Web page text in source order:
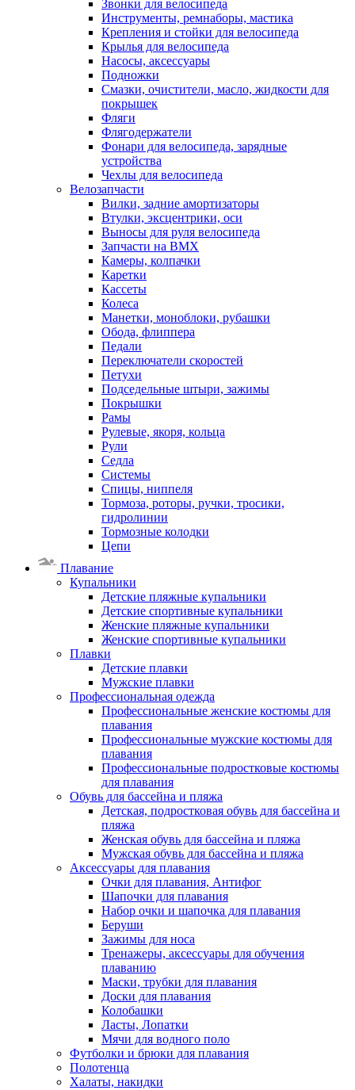
Звонки для велосипеда
Инструменты, ремнаборы, мастика
Крепления и стойки для велосипеда
Крылья для велосипеда
Насосы, аксессуары
Подножки
Смазки, очистители, масло, жидкости для
покрышек
Фляги
Флягодержатели
Фонари для велосипеда, зарядные
устройства
Чехлы для велосипеда
Велозапчасти
Вилки, задние амортизаторы
Втулки, эксцентрики, оси
Выносы для руля велосипеда
Запчасти на BMX
Камеры, колпачки
Каретки
Кассеты
Колеса
Манетки, моноблоки, рубашки
Обода, флиппера
Педали
Переключатели скоростей
Петухи
Подседельные штыри, зажимы
Покрышки
Рамы
Рулевые, якоря, кольца
Рули
Седла
Системы
Спицы, ниппеля
Тормоза, роторы, ручки, тросики,
гидролинии
Тормозные колодки
Цепи
Плавание
Купальники
Детские пляжные купальники
Детские спортивные купальники
Женские пляжные купальники
Женские спортивные купальники
Плавки
Детские плавки
Мужские плавки
Профессиональная одежда
Профессиональные женские костюмы для
плавания
Профессиональные мужские костюмы для
плавания
Профессиональные подростковые костюмы
для плавания
Обувь для бассейна и пляжа
Детская, подростковая обувь для бассейна и
пляжа
Женская обувь для бассейна и пляжа
Мужская обувь для бассейна и пляжа
Аксессуары для плавания
Очки для плавания, Антифог
Шапочки для плавания
Набор очки и шапочка для плавания
Беруши
Зажимы для носа
Тренажеры, аксессуары для обучения
плаванию
Маски, трубки для плавания
Доски для плавания
Колобашки
Ласты, Лопатки
Мячи для водного поло
Футболки и брюки для плавания
Полотенца
Халаты, накидки